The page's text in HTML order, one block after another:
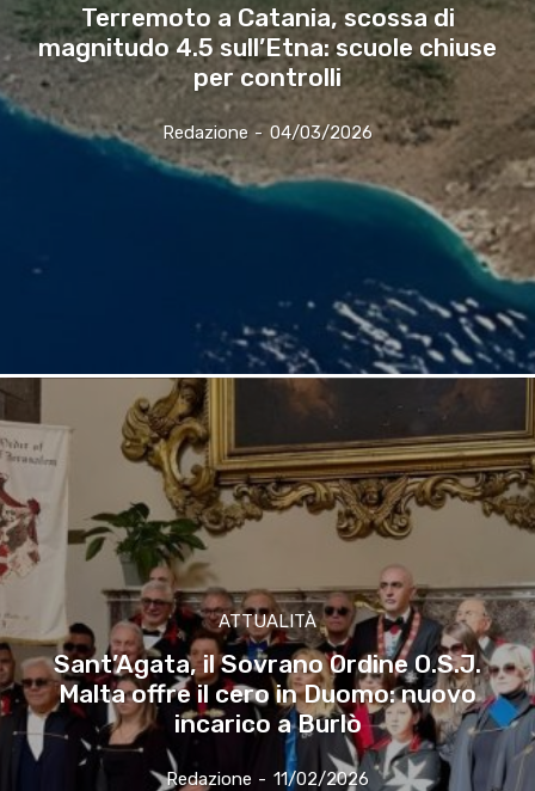
Terremoto a Catania, scossa di
magnitudo 4.5 sull’Etna: scuole chiuse
per controlli
Redazione - 04/03/2026
ATTUALITÀ
Sant’Agata, il Sovrano Ordine O.S.J.
Malta offre il cero in Duomo: nuovo
incarico a Burlò
Redazione - 11/02/2026